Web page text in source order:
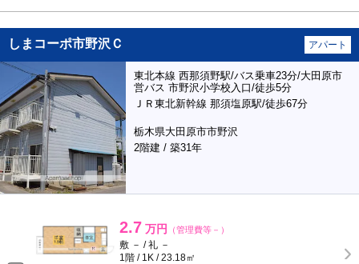
しまコーポ市野沢Ｃ アパート
東北本線 西那須野駅/バス乗車23分/大田原市
営バス 市野沢小学校入口/徒歩5分
ＪＲ東北新幹線 那須塩原駅/徒歩67分
栃木県大田原市市野沢
2階建 / 築31年
2.7 万円 （管理費等－）
敷 － / 礼 －
1階 / 1K / 23.18㎡